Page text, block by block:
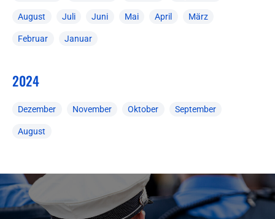
August Juli Juni Mai April März
Februar Januar
2024
Dezember November Oktober September
August